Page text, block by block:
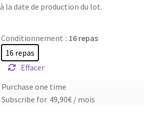
à la date de production du lot.
Conditionnement : 16 repas
16 repas
Effacer
Choose
purchase
Purchase one time
Subscribe for 49,90€ / mois